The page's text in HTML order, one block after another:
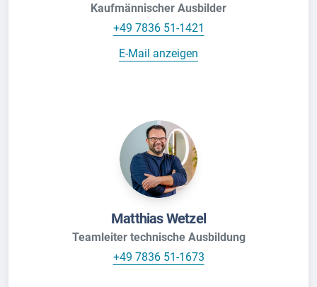
Kaufmännischer Ausbilder
+49 7836 51-1421
E-Mail anzeigen
Matthias Wetzel
Teamleiter technische Ausbildung
+49 7836 51-1673